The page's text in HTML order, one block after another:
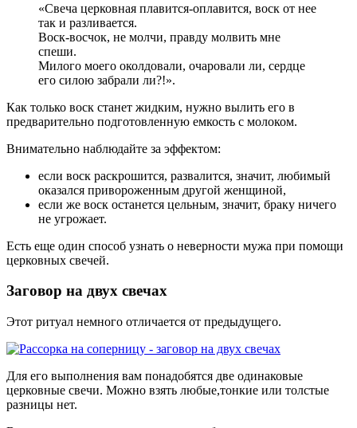
«Свеча церковная плавится-оплавится, воск от нее
так и разливается.
Воск-восчок, не молчи, правду молвить мне
спеши.
Милого моего околдовали, очаровали ли, сердце
его силою забрали ли?!».
Как только воск станет жидким, нужно вылить его в
предварительно подготовленную емкость с молоком.
Внимательно наблюдайте за эффектом:
если воск раскрошится, развалится, значит, любимый
оказался привороженным другой женщиной,
если же воск останется цельным, значит, браку ничего
не угрожает.
Есть еще один способ узнать о неверности мужа при помощи
церковных свечей.
Заговор на двух свечах
Этот ритуал немного отличается от предыдущего.
Для его выполнения вам понадобятся две одинаковые
церковные свечи. Можно взять любые,тонкие или толстые
разницы нет.